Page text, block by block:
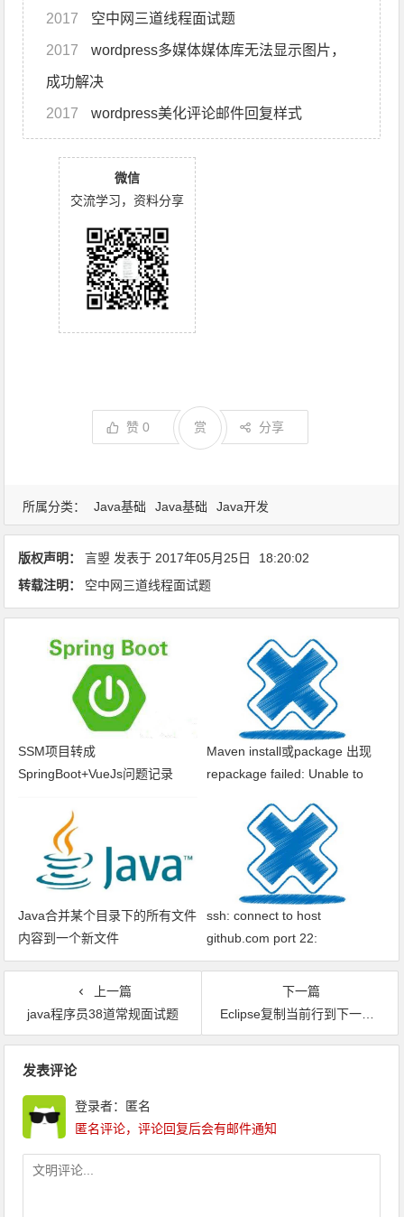
2017 空中网三道线程面试题
2017 wordpress多媒体媒体库无法显示图片，
成功解决
2017 wordpress美化评论邮件回复样式
微信
交流学习，资料分享
赞0 分享
赏
所属分类： Java基础 Java基础 Java开发
版权声明： 言曌 发表于2017年05月25日
18:20:02
转载注明：
空中网三道线程面试题
SSM项目转成
SpringBoot+VueJs问题记录
Maven install或package 出现
repackage failed: Unable to
Java合并某个目录下的所有文件
内容到一个新文件
ssh: connect to host
github.com port 22:
Connection timed out fatal: xxx
上一篇
java程序员38道常规面试题
下一篇
Eclipse复制当前行到下一行快捷键无效
发表评论
登录者：匿名
匿名评论，评论回复后会有邮件通知